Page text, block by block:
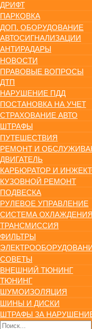
ДРИФТ
ПАРКОВКА
ДОП. ОБОРУДОВАНИЕ
АВТОСИГНАЛИЗАЦИИ
АНТИРАДАРЫ
НОВОСТИ
ПРАВОВЫЕ ВОПРОСЫ
ДТП
НАРУШЕНИЕ ПДД
ПОСТАНОВКА НА УЧЕТ
СТРАХОВАНИЕ АВТО
ШТРАФЫ
ПУТЕШЕСТВИЯ
РЕМОНТ И
ДВИГАТЕЛЬ
КАРБЮРАТОР И
КУЗОВНОЙ РЕМОНТ
ПОДВЕСКА
РУЛЕВОЕ УПРАВЛЕНИЕ
СИСТЕМА ОХЛАЖДЕНИЯ
ТРАНСМИССИЯ
ФИЛЬТРЫ
СОВЕТЫ
ВНЕШНИЙ ТЮНИНГ
ТЮНИНГ
ШУМОИЗОЛЯЦИЯ
ШИНЫ И ДИСКИ
ШТРАФЫ ЗА